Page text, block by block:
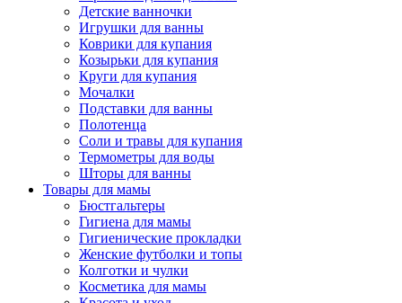
Детские ванночки
Игрушки для ванны
Коврики для купания
Козырьки для купания
Круги для купания
Мочалки
Подставки для ванны
Полотенца
Соли и травы для купания
Термометры для воды
Шторы для ванны
Товары для мамы
Бюстгальтеры
Гигиена для мамы
Гигиенические прокладки
Женские футболки и топы
Колготки и чулки
Косметика для мамы